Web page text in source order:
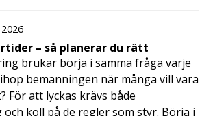
– så planerar du rätt
brukar börja i samma fråga varje
bemanningen när många vill vara
För att lyckas krävs både
koll på de regler som styr. Börja i